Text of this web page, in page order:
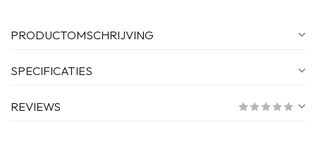
PRODUCTOMSCHRIJVING
SPECIFICATIES
REVIEWS